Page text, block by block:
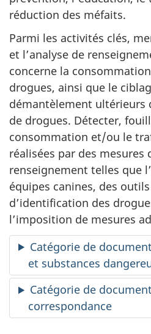
réduction des méfaits.
Parmi les activités clés,
et l’analyse de
concerne la
drogues, ainsi que le
démantèlement ultérieurs
de drogues. Détecter,
consommation et/ou le
réalisées par des mesures
renseignement telles que
équipes canines, des
d’identification des
l’imposition de mesures
Catégorie de
et substances
Catégorie de
correspondance